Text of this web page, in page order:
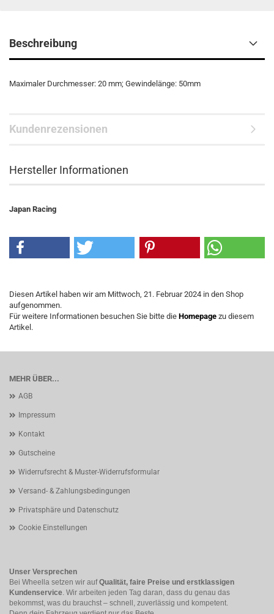
Beschreibung
Maximaler Durchmesser: 20 mm; Gewindelänge: 50mm
Kundenrezensionen
Hersteller Informationen
Japan Racing
Diesen Artikel haben wir am Mittwoch, 21. Februar 2024 in den Shop
aufgenommen.
Für weitere Informationen besuchen Sie bitte die Homepage zu diesem
Artikel.
MEHR ÜBER...
AGB
Impressum
Kontakt
Gutscheine
Widerrufsrecht & Muster-Widerrufsformular
Versand- & Zahlungsbedingungen
Privatsphäre und Datenschutz
Cookie Einstellungen
Unser Versprechen
Bei Wheella setzen wir aufQualität, faire Preise und erstklassigen
Kundenservice. Wir arbeiten jeden Tag daran, dass du genau das
bekommst, was du brauchst – schnell, zuverlässig und kompetent.